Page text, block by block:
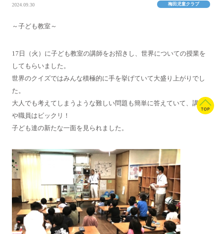
2024.09.30 梅田児童クラブ
～子ども教室～
17日（火）に子ども教室の講師をお招きし、世界についての授業を
してもらいました。
世界のクイズではみんな積極的に手を挙げていて大盛り上がりでし
た。
大人でも考えてしまうような難しい問題も簡単に答えていて、講師
や職員はビックリ！
子ども達の新たな一面を見られました。